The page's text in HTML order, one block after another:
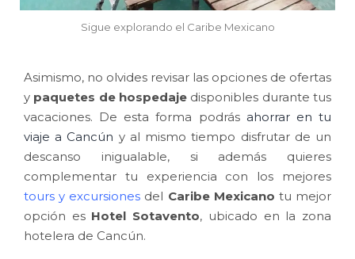
Sigue explorando el Caribe Mexicano
Asimismo, no olvides revisar las opciones de ofertas
y paquetes de hospedaje disponibles durante tus
vacaciones. De esta forma podrás ahorrar en tu
viaje a Cancún y al mismo tiempo disfrutar de un
descanso inigualable, si además quieres
complementar tu experiencia con los mejores
tours y excursiones del Caribe Mexicano tu mejor
opción es Hotel Sotavento, ubicado en la zona
hotelera de Cancún.